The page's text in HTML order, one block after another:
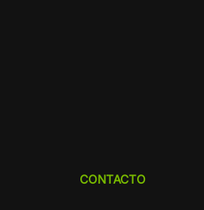
CONTACTO